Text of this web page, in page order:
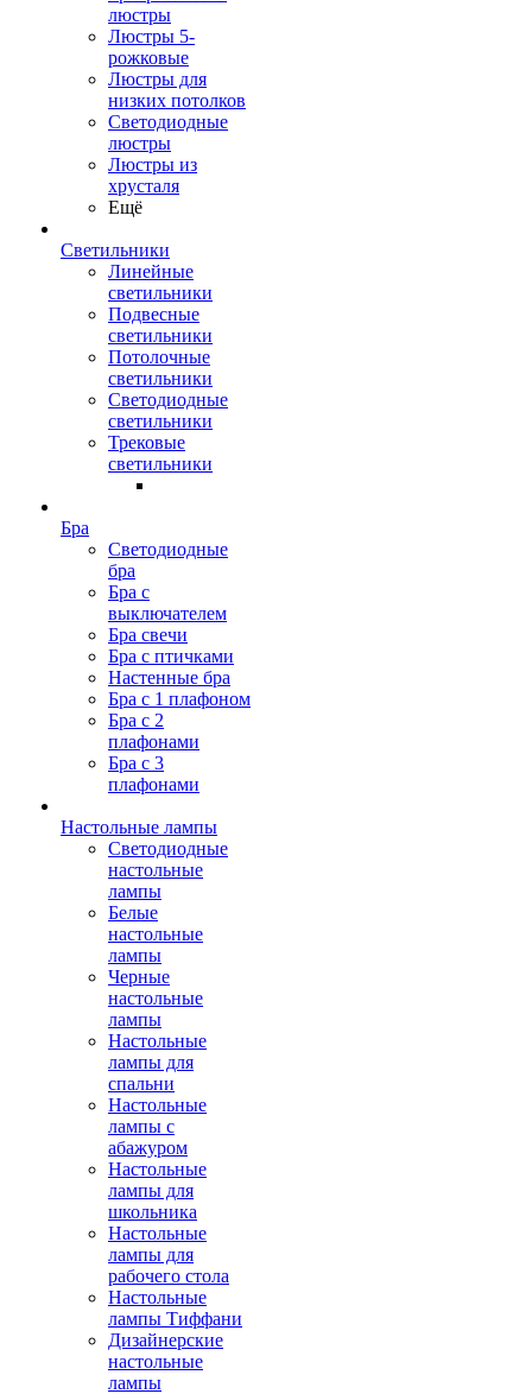
люстры
Люстры 5-
рожковые
Люстры для
низких потолков
Cветодиодные
люстры
Люстры из
хрусталя
Ещё
Светильники
Линейные
светильники
Подвесные
светильники
Потолочные
светильники
Светодиодные
светильники
Трековые
светильники
Бра
Светодиодные
бра
Бра с
выключателем
Бра свечи
Бра с птичками
Настенные бра
Бра с 1 плафоном
Бра с 2
плафонами
Бра с 3
плафонами
Настольные лампы
Светодиодные
настольные
лампы
Белые
настольные
лампы
Черные
настольные
лампы
Настольные
лампы для
спальни
Настольные
лампы с
абажуром
Настольные
лампы для
школьника
Настольные
лампы для
рабочего стола
Настольные
лампы Тиффани
Дизайнерские
настольные
лампы